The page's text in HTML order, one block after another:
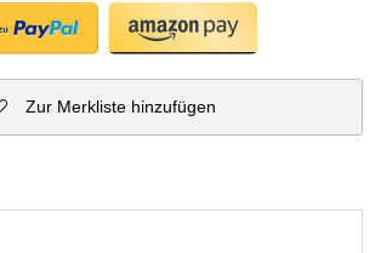
Zur Merkliste hinzufügen